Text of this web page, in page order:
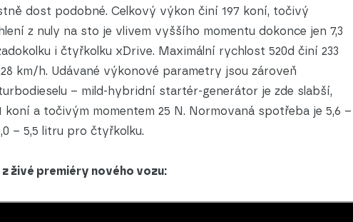
dost podobné. Celkový výkon činí 197 koní, točivý
z nuly na sto je vlivem vyššího momentu dokonce jen 7,3
i čtyřkolku xDrive. Maximální rychlost 520d činí 233
km/h. Udávané výkonové parametry jsou zároveň
– mild-hybridní startér-generátor je zde slabší,
koní a točivým momentem 25 N. Normovaná spotřeba je 5,6 –
– 5,5 litru pro čtyřkolku.
živé premiéry nového vozu: